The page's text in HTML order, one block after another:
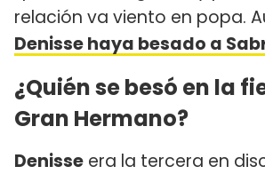
relación va viento en popa.
Denisse haya besado a
¿Quién se besó en la
Gran Hermano?
Denisse era la tercera en